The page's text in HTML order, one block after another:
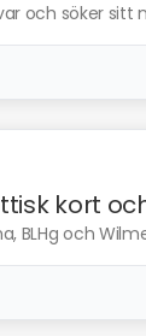
och söker sitt
kort
BLHg och